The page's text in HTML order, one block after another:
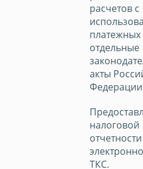
расчетов с
платежных
отдельные
акты
налоговой
ТКС.